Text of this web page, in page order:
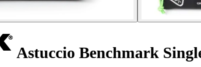
Astuccio Benchmark